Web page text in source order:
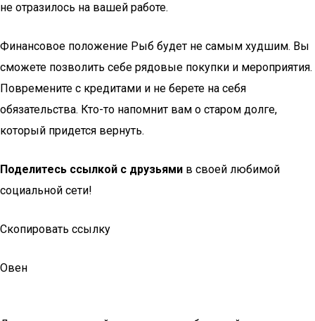
не отразилось на вашей работе.
Финансовое положение Рыб будет не самым худшим. Вы
сможете позволить себе рядовые покупки и мероприятия.
Повремените с кредитами и не берете на себя
обязательства. Кто-то напомнит вам о старом долге,
который придется вернуть.
Поделитесь ссылкой с друзьями в своей любимой
социальной сети!
Скопировать ссылку
Овен